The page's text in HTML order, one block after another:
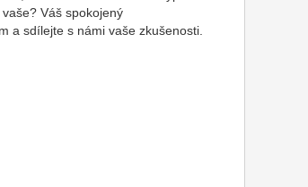
Váš spokojený
a sdílejte s námi vaše zkušenosti.